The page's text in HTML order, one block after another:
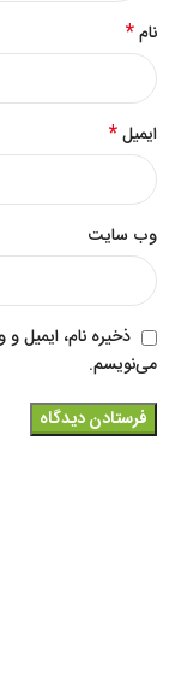
نام*
ایمیل*
وب‌ سایت
ذخیره نام، ایمیل
می‌نویسم.